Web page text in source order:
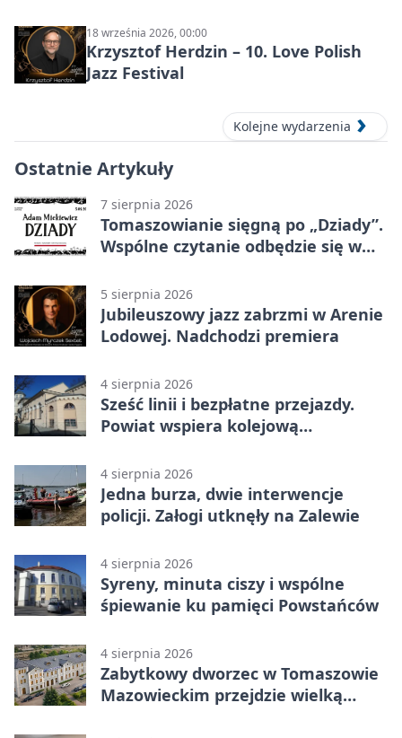
Społecznej
18 września 2026, 00:00
Krzysztof Herdzin – 10. Love Polish
Jazz Festival
Kolejne wydarzenia
Ostatnie Artykuły
7 sierpnia 2026
Tomaszowianie sięgną po „Dziady”.
Wspólne czytanie odbędzie się w
5 sierpnia 2026
Jubileuszowy jazz zabrzmi w Arenie
Lodowej. Nadchodzi premiera
4 sierpnia 2026
Sześć linii i bezpłatne przejazdy.
Powiat wspiera kolejową
4 sierpnia 2026
Jedna burza, dwie interwencje
policji. Załogi utknęły na Zalewie
4 sierpnia 2026
Syreny, minuta ciszy i wspólne
śpiewanie ku pamięci Powstańców
4 sierpnia 2026
Zabytkowy dworzec w Tomaszowie
Mazowieckim przejdzie wielką